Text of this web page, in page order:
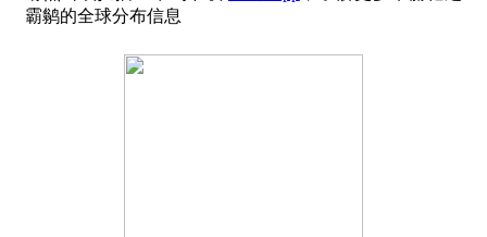
霸鹟的全球分布信息